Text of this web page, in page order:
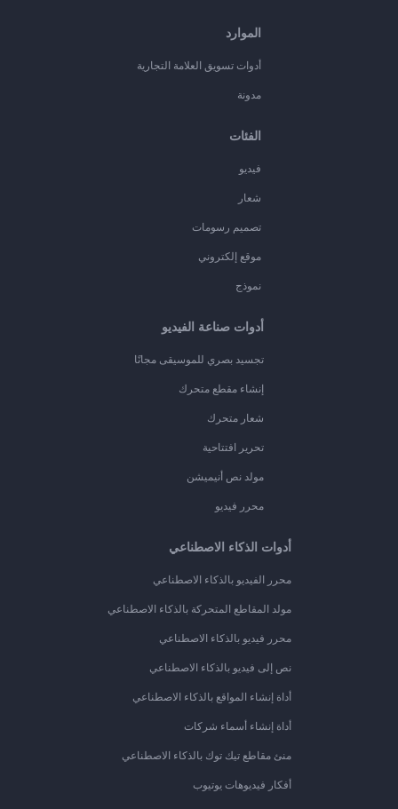
الموارد
أدوات تسويق العلامة التجارية
مدونة
الفئات
فيديو
شعار
تصميم رسومات
موقع إلكتروني
نموذج
أدوات صناعة الفيديو
تجسيد بصري للموسيقى مجانًا
إنشاء مقطع متحرك
شعار متحرك
تحرير افتتاحية
مولد نص أنيميشن
محرر فيديو
أدوات الذكاء الاصطناعي
محرر الفيديو بالذكاء الاصطناعي
مولد المقاطع المتحركة بالذكاء الاصطناعي
محرر فيديو بالذكاء الاصطناعي
نص إلى فيديو بالذكاء الاصطناعي
أداة إنشاء المواقع بالذكاء الاصطناعي
أداة إنشاء أسماء شركات
منئ مقاطع تيك توك بالذكاء الاصطناعي
أفكار فيديوهات يوتيوب